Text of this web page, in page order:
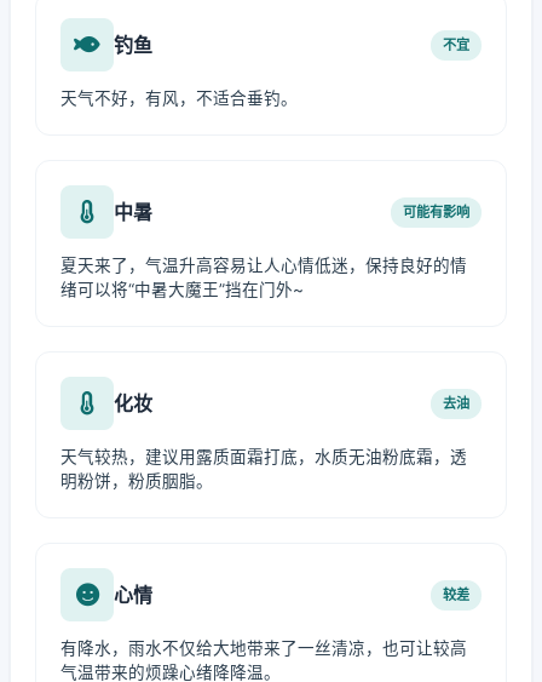
钓鱼 不宜
天气不好，有风，不适合垂钓。
中暑 可能有影响
夏天来了，气温升高容易让人心情低迷，保持良好的情
绪可以将“中暑大魔王”挡在门外~
化妆 去油
天气较热，建议用露质面霜打底，水质无油粉底霜，透
明粉饼，粉质胭脂。
心情 较差
有降水，雨水不仅给大地带来了一丝清凉，也可让较高
气温带来的烦躁心绪降降温。